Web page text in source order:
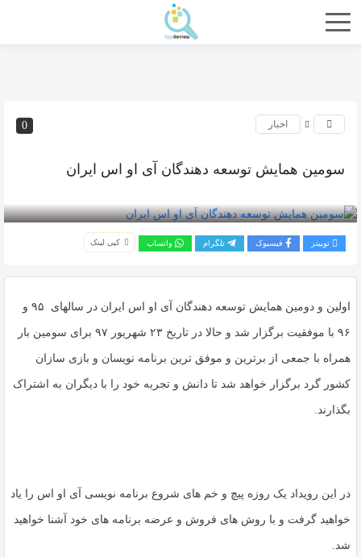
0 اخبار
سومین همایش توسعه دهندگان آی او اس ایران
توییتر فیسبوک تلگرام واتساپ کپی لینک
اولین و دومین همایش توسعه دهندگان آی او اس ایران در سالهای ۹۵ و
۹۶ با موفقیت برگزار شد و حالا در تاریخ ۲۳ شهریور ۹۷ برای سومین بار
همراه با جمعی از برترین و موفق ‌ترین برنامه‌‌ نویسان و بازی ‌سازان
کشور گرد برگزار خواهد شد تا دانش و تجربه خود را با دیگران به اشتراک
بگذارند.
در این رویداد یک روزه پیچ و خم های شروع برنامه نویسی آی او اس را یاد
خواهید گرفت و با روش های فروش و عرضه برنامه های خود آشنا خواهید
شد.